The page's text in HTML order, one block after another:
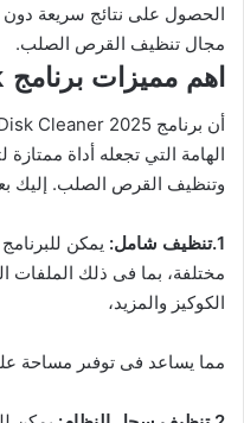
الحصول على نتائج سريعة
مجال تنظيف القرص الصلب.
اهم مميزات برنامج Wise Disk:
وتنظيف القرص الصلب. إليك
1.تنظيف شامل:
يمكن
مختلفة، بما فى ذلك الملفات
الكوكيز والمزيد،
مما يساعد فى توفىر مساحة